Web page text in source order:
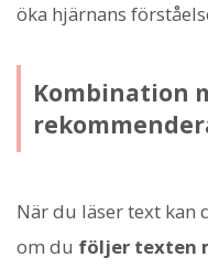
öka hjärnans
Kombination
När du läser text kan
om du följer texten